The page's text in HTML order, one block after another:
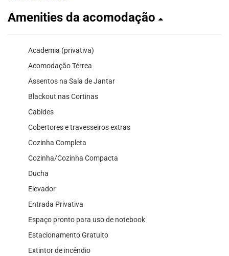
Amenities da acomodação
Academia (privativa)
Acomodação Térrea
Assentos na Sala de Jantar
Blackout nas Cortinas
Cabides
Cobertores e travesseiros extras
Cozinha Completa
Cozinha/Cozinha Compacta
Ducha
Elevador
Entrada Privativa
Espaço pronto para uso de notebook
Estacionamento Gratuito
Extintor de incêndio